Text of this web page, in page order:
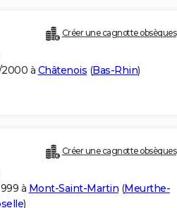
Créer une cagnotte obsèques
à Châtenois (Bas-Rhin)
Créer une cagnotte obsèques
à Mont-Saint-Martin (Meurthe-
)